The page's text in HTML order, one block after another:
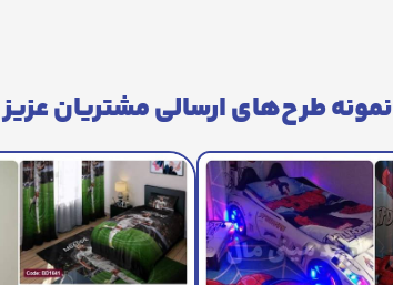
نمونه طرح‌های ارسالی مشتریان عزیز